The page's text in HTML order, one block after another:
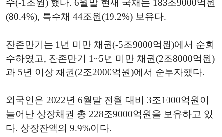
수(-1조원) 했다. 6월말 현재 국채는 183조9000억원
(80.4%), 특수채 44조원(19.2%) 보유다.
잔존만기는 1년 미만 채권(-5조9000억원)에서 순회
수하였고, 잔존만기 1~5년 미만 채권(2조8000억원)
과 5년 이상 채권(2조2000억원)에서 순투자했다.
외국인은 2022년 6월말 전월 대비 3조1000억원이
늘어난 상장채권 총 228조9000억원을 보유하고 있
다. 상장잔액의 9.9%이다.